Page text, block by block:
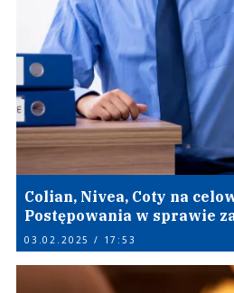
Colian, Nivea, Coty na
Postępowania w sprawie
03.02.2025 / 17:53